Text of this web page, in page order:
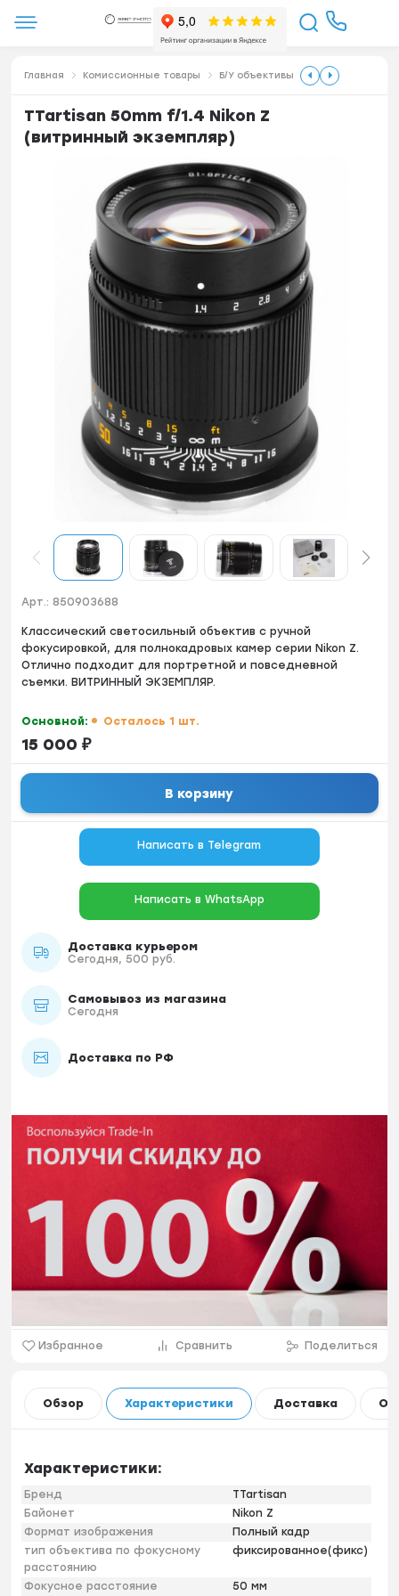
Главная Комиссионные товары Б/У объективы
TTartisan 50mm f/1.4 Nikon Z
(витринный экземпляр)
Арт.: 850903688
Классический светосильный объектив с ручной
фокусировкой, для полнокадровых камер серии Nikon Z.
Отлично подходит для портретной и повседневной
съемки. ВИТРИННЫЙ ЭКЗЕМПЛЯР.
Основной: Осталось 1 шт.
15 000 ₽
В корзину
Написать в Telegram
Написать в WhatsApp
Доставка курьером
Сегодня, 500 руб.
Самовывоз из магазина
Сегодня
Доставка по РФ
Избранное Сравнить Поделиться
Обзор Характеристики Доставка
Характеристики:
Бренд
TTartisan
Байонет
Nikon Z
Формат изображения
Полный кадр
тип объектива по фокусному
расстоянию
фиксированное(фикс)
Фокусное расстояние 50 мм